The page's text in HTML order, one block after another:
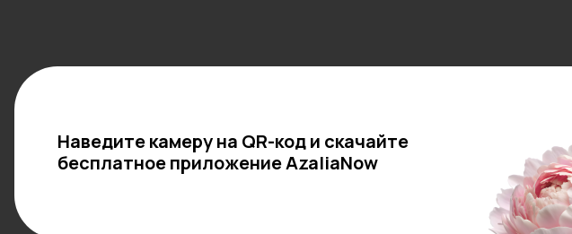
Наведите камеру на QR-код и скачайте
бесплатное приложение AzaliaNow